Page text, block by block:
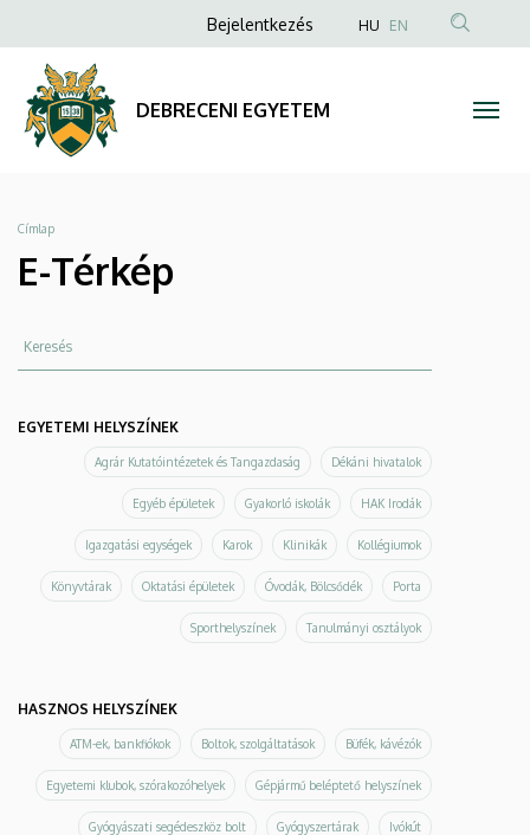
Térkép
DEBRECENI
EGYETEM
a
tartalomra
Anonim
menüje
Bejelentkezés HU EN
DEBRECENI EGYETEM
Morzsa
Címlap
E-Térkép
Keresés
EGYETEMI HELYSZÍNEK
Agrár Kutatóintézetek és Tangazdaság Dékáni hivatalok
Egyéb épületek Gyakorló iskolák HAK Irodák
Igazgatási egységek Karok Klinikák Kollégiumok
Könyvtárak Oktatási épületek Óvodák, Bölcsődék Porta
Sporthelyszínek Tanulmányi osztályok
HASZNOS HELYSZÍNEK
ATM-ek, bankfiókok Boltok, szolgáltatások Büfék, kávézók
Egyetemi klubok, szórakozóhelyek Gépjármű beléptető helyszínek
Gyógyászati segédeszköz bolt Gyógyszertárak Ivókút